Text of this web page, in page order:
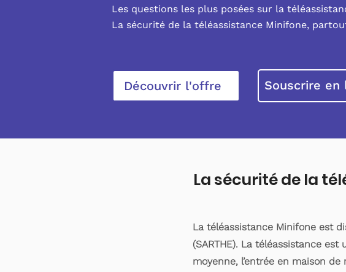
Les questions les plus posées sur la
La sécurité de la téléassistance Minifone,
Découvrir l'offre Souscrire en
La sécurité de la
La téléassistance Minifone est
(SARTHE). La téléassistance
moyenne, l’entrée en maison